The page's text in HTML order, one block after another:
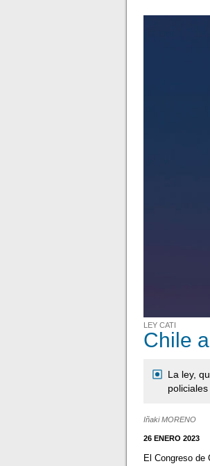
LEY CATI
Chile
La ley,
Iñaki MORENO
26 ENERO 2023
El Congreso de